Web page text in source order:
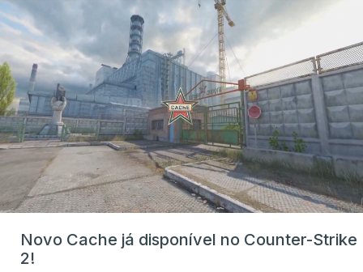
Novo Cache já disponível no Counter-Strike
2!